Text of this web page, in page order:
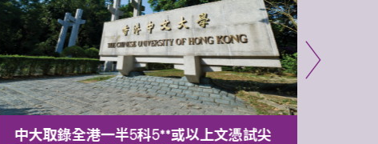
中大取錄全港一半5科5**或以上文憑試尖